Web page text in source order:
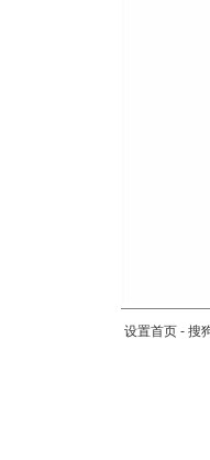
设置首页 - 搜